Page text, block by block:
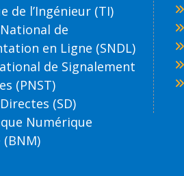
de l’Ingénieur (TI)
de
en Ligne (SNDL)
de Signalement
(PNST)
(SD)
Numérique